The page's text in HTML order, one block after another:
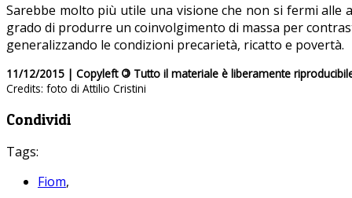
Sarebbe molto più utile una visione che non si fermi
grado di produrre un coinvolgimento di massa per
generalizzando le condizioni precarietà, ricatto e povertà.
11/12/2015 | Copyleft © Tutto il materiale è liberamente
Credits: foto di Attilio Cristini
Condividi
Tags:
Fiom,